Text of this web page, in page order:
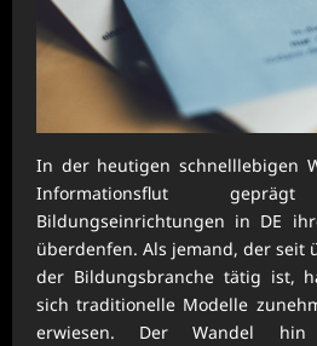
In der heutigen schnelllebigen
Informationsflut
Bildungseinrichtungen in DE
überdenfen. Als jemand, der seit
der Bildungsbranche tätig ist,
sich traditionelle Modelle
erwiesen. Der Wandel